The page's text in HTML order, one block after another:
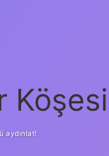
Köşesi
aydınlat!